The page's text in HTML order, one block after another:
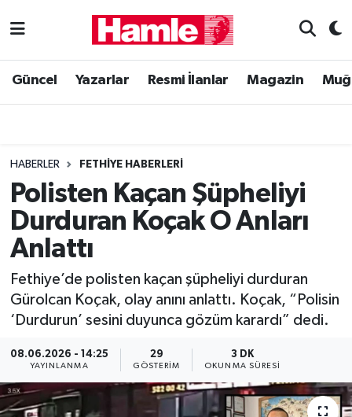
Güncel Yazarlar Resmi İlanlar Magazin
HABERLER FETHIYE HABERLERI
Polisten Kaçan Şüpheliyi
Durduran Koçak O Anları
Anlattı
Fethiye’de polisten kaçan şüpheliyi durduran
Gürolcan Koçak, olay anını anlattı. Koçak, “Polisin
‘Durdurun’ sesini duyunca gözüm karardı” dedi.
08.06.2026 - 14:25
YAYINLANMA
29
GÖSTERIM
3 DK
OKUNMA SÜRESI
Güncel
Magazin
Muğla Haber
Siyaset
Muğla Nöbetçi Eczaneler
Muğla Trafik Yoğunluk Haritası
Süper Lig Puan Durumu ve Fikstür
Tüm Manşetler
Son Dakika Haberleri